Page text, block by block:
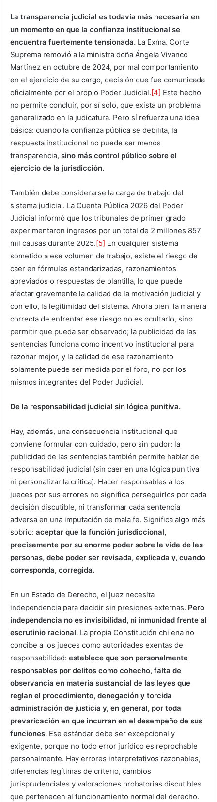
La transparencia judicial es todavía más necesaria en
un momento en que la confianza institucional se
encuentra fuertemente tensionada. La Exma. Corte
Suprema removió a la ministra doña Ángela Vivanco
Martínez en octubre de 2024, por mal comportamiento
en el ejercicio de su cargo, decisión que fue comunicada
oficialmente por el propio Poder Judicial. [4] Este hecho
no permite concluir, por sí solo, que exista un problema
generalizado en la judicatura. Pero sí refuerza una idea
básica: cuando la confianza pública se debilita, la
respuesta institucional no puede ser menos
transparencia, sino más control público sobre el
ejercicio de la jurisdicción.
También debe considerarse la carga de trabajo del
sistema judicial. La Cuenta Pública 2026 del Poder
Judicial informó que los tribunales de primer grado
experimentaron ingresos por un total de 2 millones 857
mil causas durante 2025. [5] En cualquier sistema
sometido a ese volumen de trabajo, existe el riesgo de
caer en fórmulas estandarizadas, razonamientos
abreviados o respuestas de plantilla, lo que puede
afectar gravemente la calidad de la motivación judicial y,
con ello, la legitimidad del sistema. Ahora bien, la manera
correcta de enfrentar ese riesgo no es ocultarlo, sino
permitir que pueda ser observado; la publicidad de las
sentencias funciona como incentivo institucional para
razonar mejor, y la calidad de ese razonamiento
solamente puede ser medida por el foro, no por los
mismos integrantes del Poder Judicial.
De la responsabilidad judicial sin lógica punitiva.
Hay, además, una consecuencia institucional que
conviene formular con cuidado, pero sin pudor: la
publicidad de las sentencias también permite hablar de
responsabilidad judicial (sin caer en una lógica punitiva
ni personalizar la crítica). Hacer responsables a los
jueces por sus errores no significa perseguirlos por cada
decisión discutible, ni transformar cada sentencia
adversa en una imputación de mala fe. Significa algo más
sobrio: aceptar que la función jurisdiccional,
precisamente por su enorme poder sobre la vida de las
personas, debe poder ser revisada, explicada y, cuando
corresponda, corregida.
En un Estado de Derecho, el juez necesita
independencia para decidir sin presiones externas. Pero
independencia no es invisibilidad, ni inmunidad frente al
escrutinio racional. La propia Constitución chilena no
concibe a los jueces como autoridades exentas de
responsabilidad: establece que son personalmente
responsables por delitos como cohecho, falta de
observancia en materia sustancial de las leyes que
reglan el procedimiento, denegación y torcida
administración de justicia y, en general, por toda
prevaricación en que incurran en el desempeño de sus
funciones. Ese estándar debe ser excepcional y
exigente, porque no todo error jurídico es reprochable
personalmente. Hay errores interpretativos razonables,
diferencias legítimas de criterio, cambios
jurisprudenciales y valoraciones probatorias discutibles
que pertenecen al funcionamiento normal del derecho.